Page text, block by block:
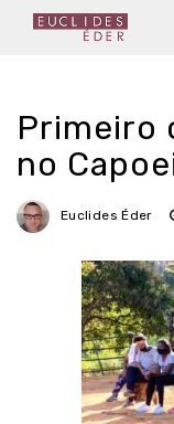
Primeiro
no
Euclides Éder